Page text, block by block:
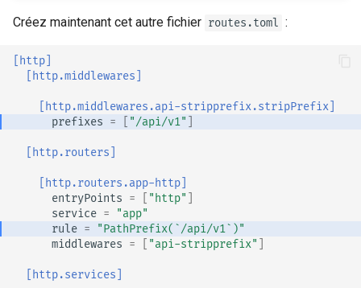
Créez maintenant cet autre fichier routes.toml :
[http]
[http.middlewares]
[http.middlewares.api-stripprefix.stripPrefix]
prefixes = "/api/v1"
[http.routers]
[http.routers.app-http]
entryPoints = "http"
service =
"app"
rule =
"PathPrefix(`/api/v1`)"
middlewares = "api-stripprefix"
[http.services]